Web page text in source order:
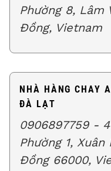
Phường 8,
Đồng, Vietnam
NHÀ HÀNG CHAY
ĐÀ LẠT
0906897759 -
Phường 1,
Đồng 66000,